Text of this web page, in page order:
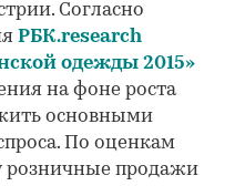
Согласно
РБК.research
одежды 2015»
на фоне роста
основными
По оценкам
розничные продажи